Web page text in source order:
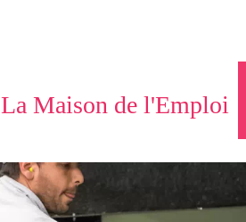
La Maison de l'Emploi